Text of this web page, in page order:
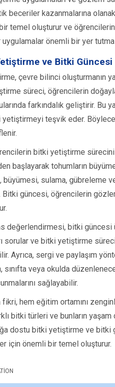
beceriler kazanmalarına
temel oluşturur ve
önemli bir yer
ve Bitki
çevre bilinci oluşturmanın
süreci, öğrencilerin
farkındalık geliştirir. Bu
teşvik eder.
bitki yetiştirme
başlayarak tohumların
sulama, gübreleme
Bitki güncesi, öğrencilerin
değerlendirmesi, bitki güncesi
sorular ve bitki yetiştirme
Ayrıca, sergi ve paylaşım
sınıfta veya okulda
sağlayabilir.
hem eğitim ortamını
bitki türleri ve bunların
dostu bitki yetiştirme ve bitki
için önemli bir temel oluşturur.